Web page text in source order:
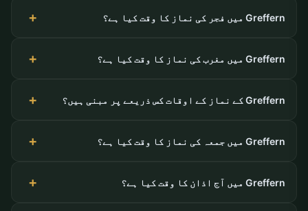
Greffern میں فجر کی نماز کا وقت کیا ہے؟
Greffern میں مغرب کی نماز کا وقت کیا ہے؟
Greffern کے نماز کے اوقات کس ذریعے پر مبنی ہیں؟
Greffern میں جمعہ کی نماز کا وقت کیا ہے؟
Greffern میں آج اذان کا وقت کیا ہے؟